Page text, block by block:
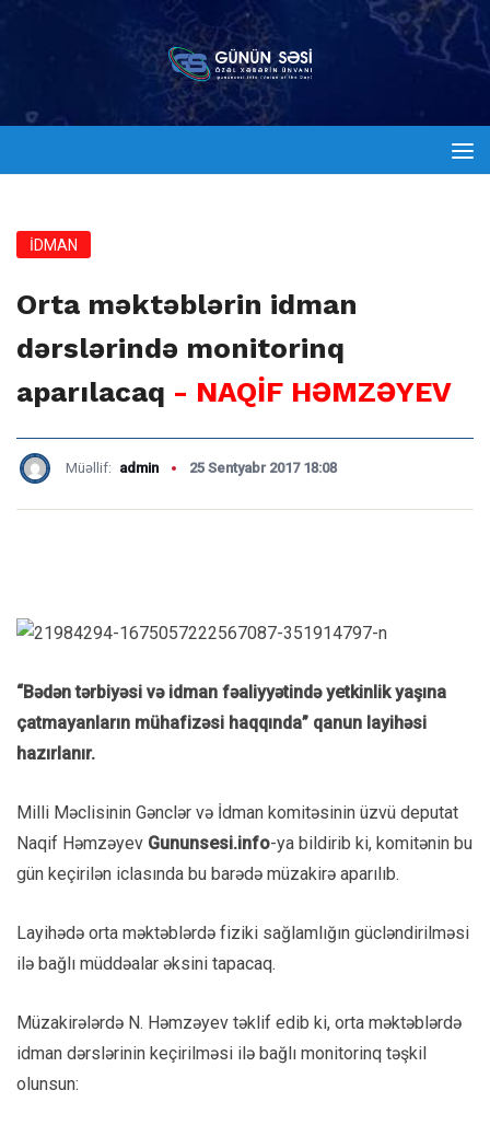
İDMAN
Orta məktəblərin idman
dərslərində monitorinq
aparılacaq - NAQİF HƏMZƏYEV
Müəllif: admin 25 Sentyabr 2017 18:08
“Bədən tərbiyəsi və idman fəaliyyətində yetkinlik yaşına
çatmayanların mühafizəsi haqqında” qanun layihəsi
hazırlanır.
Milli Məclisinin Gənclər və İdman komitəsinin üzvü deputat
Naqif Həmzəyev Gununsesi.info-ya bildirib ki, komitənin bu
gün keçirilən iclasında bu barədə müzakirə aparılıb.
Layihədə orta məktəblərdə fiziki sağlamlığın gücləndirilməsi
ilə bağlı müddəalar əksini tapacaq.
Müzakirələrdə N. Həmzəyev təklif edib ki, orta məktəblərdə
idman dərslərinin keçirilməsi ilə bağlı monitorinq təşkil
olunsun: